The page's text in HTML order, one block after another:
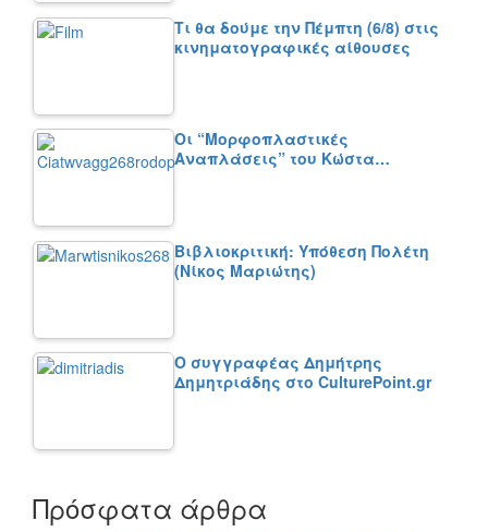
Τι θα δούμε την Πέμπτη (6/8) στις
κινηματογραφικές αίθουσες
Οι “Μορφοπλαστικές
Αναπλάσεις” του Κώστα…
Βιβλιοκριτική: Υπόθεση Πολέτη
(Νίκος Μαριώτης)
Ο συγγραφέας Δημήτρης
Δημητριάδης στο CulturePoint.gr
Πρόσφατα άρθρα